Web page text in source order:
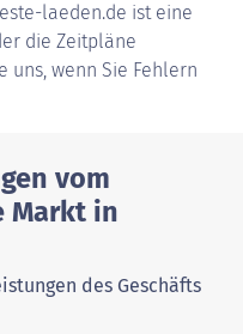
laeden.de ist eine
die Zeitpläne
uns, wenn Sie Fehlern
vom
Markt in
des Geschäfts